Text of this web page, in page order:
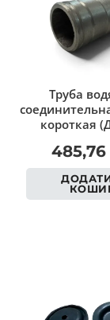
Труба
короткая
485,76